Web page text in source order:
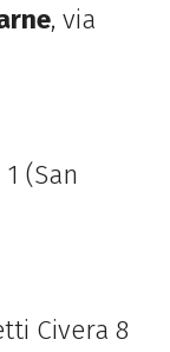
, via
(San
Civera 8